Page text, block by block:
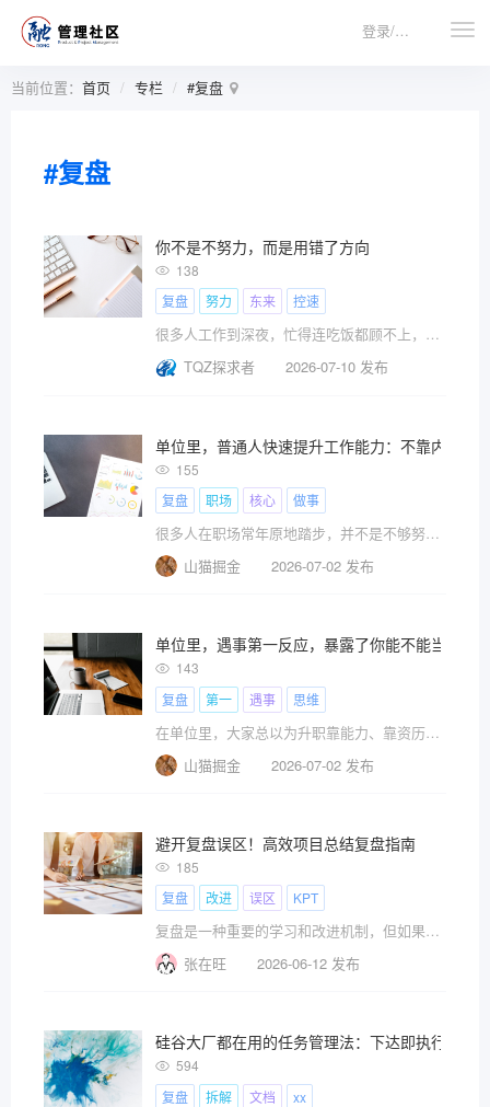
登录/注册
当前位置： 首页 专栏 #复盘
#复盘
你不是不努力，而是用错了方向
138
复盘
努力 东来 控速
很多人工作到深夜，忙得连吃饭都顾不上，却在年终复盘时发现：自己好像什么都没做成。不是不努力，是方向搞错了。
TQZ探求者
2026-07-10 发布
单位里，普通人快速提升工作能力：不靠内卷，
155
复盘
职场 核心 做事
很多人在职场常年原地踏步，并不是不够努力，而是只会埋头苦干，不懂高效精进。
山猫掘金
2026-07-02 发布
单位里，遇事第一反应，暴露了你能不能当领导
143
复盘
第一 遇事 思维
在单位里，大家总以为升职靠能力、靠资历、靠背景，其实真正拉开人与人差距的，往往是一件小事 —— 遇事时的第一反
山猫掘金
2026-07-02 发布
避开复盘误区！高效项目总结复盘指南
185
复盘
改进 误区 KPT
复盘是一种重要的学习和改进机制，但如果陷入误区，复盘的效果将大打折扣。
张在旺
2026-06-12 发布
硅谷大厂都在用的任务管理法：下达即执行，交
594
复盘
拆解 文档 xx